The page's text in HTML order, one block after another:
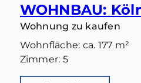
Wohnung zu kaufen
Wohnfläche: ca. 177 m²
Zimmer: 5